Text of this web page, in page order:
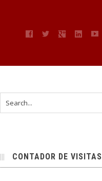
CONTADOR DE VISITAS